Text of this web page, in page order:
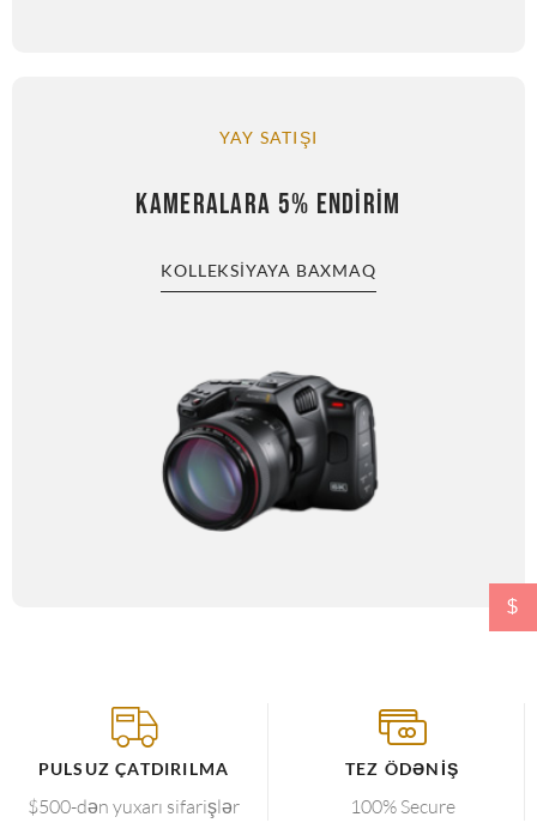
YAY SATIŞI
KAMERALARA 5% ENDIRIM
KOLLEKSIYAYA BAXMAQ
PULSUZ ÇATDIRILMA
$500-dən yuxarı sifarişlər
TEZ ÖDƏNIŞ
100% Secure
$